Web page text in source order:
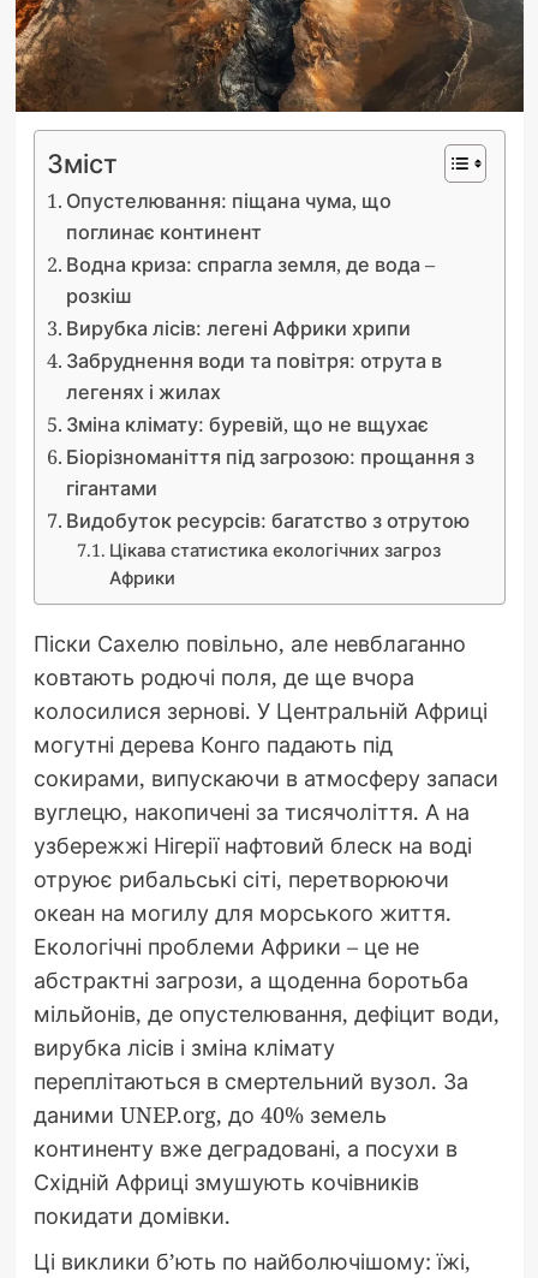
Зміст
Опустелювання: піщана чума, що
поглинає континент
Водна криза: спрагла земля, де вода –
розкіш
Вирубка лісів: легені Африки хрипи
Забруднення води та повітря: отрута в
легенях і жилах
Зміна клімату: буревій, що не вщухає
Біорізноманіття під загрозою: прощання з
гігантами
Видобуток ресурсів: багатство з отрутою
Цікава статистика екологічних загроз
Африки
Піски Сахелю повільно, але невблаганно
ковтають родючі поля, де ще вчора
колосилися зернові. У Центральній Африці
могутні дерева Конго падають під
сокирами, випускаючи в атмосферу запаси
вуглецю, накопичені за тисячоліття. А на
узбережжі Нігерії нафтовий блеск на воді
отруює рибальські сіті, перетворюючи
океан на могилу для морського життя.
Екологічні проблеми Африки – це не
абстрактні загрози, а щоденна боротьба
мільйонів, де опустелювання, дефіцит води,
вирубка лісів і зміна клімату
переплітаються в смертельний вузол. За
даними UNEP.org, до 40% земель
континенту вже деградовані, а посухи в
Східній Африці змушують кочівників
покидати домівки.
Ці виклики б’ють по найболючішому: їжі,